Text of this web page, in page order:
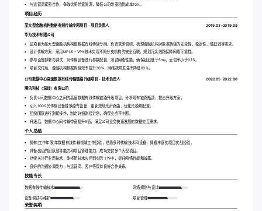
与运营商紧密合作，争取优质带宽资源，降低公司带宽租赁成本10%。
项目经历
某大型金融机构数据有线传输专网项目 - 项目负责人 2019.03-2019.09
华为技术有限公司
该项目为某大型金融机构构建数据有线传输专网。负责需求调研，梳理金融机构对数据传输的安全性、稳定性、低延迟等需求。
设计传输方案，采用MPLS - VPN技术实现不同分支机构的安全互联，规划冗余线路保障网络可靠性。
参与设备部署与调试，对传输设备进行参数配置，测试网络性能，确保延迟低于5ms，丢包率小于0.1%。
项目交付后，金融机构数据传输效率提升30%，网络故障发生率降低80%。
公司数据中心高速数据有线传输链路升级项目 - 技术负责人
2022.05-2022.08
腾讯科技（深圳）有限公司
负责公司数据中心之间的高速数据有线传输链路升级项目。分析现有链路瓶颈，提出升级方案。
引入100G光传输设备替换原有设备，重新规划光纤路由，优化光模块配置。
组织团队进行割接操作，制定详细割接计划，确保业务不中断。
升级后，数据中心间传输带宽提升5倍，满足公司业务快速发展的数据交互需求。
个人总结
拥有[工作年限]年数据有线传输领域工作经验，熟悉多种传输技术和设备，具备丰富的项目实战经验。
具备出色的团队领导能力和项目管理能力，成功交付多个大型项目。
持续关注行业新技术，能将新技术应用到实际工作中，提升网络性能和效率。
良好的沟通协调能力，与运营商、客户等保持良好合作关系。
技能专长
数据有线传输技术 网络规划与设计
设备调试与维护 项目管理
荣誉奖项